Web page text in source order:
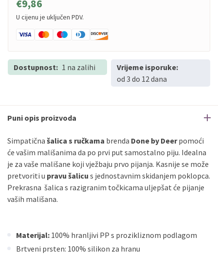
€9,86
U cijenu je uključen PDV.
Dostupnost: 1 na zalihi
Vrijeme isporuke:
od 3 do 12 dana
Puni opis proizvoda
Simpatična šalica s ručkama brenda Done by Deerpomoći
će vašim mališanima da po prvi put samostalno piju. Idealna
je za vaše mališane koji vježbaju prvo pijanja. Kasnije se može
pretvoriti u pravu šalicu s jednostavnim skidanjem poklopca.
Prekrasna šalica s razigranim točkicama uljepšat će pijanje
vaših mališana.
Materijal: 100% hranljivi PP s prozikliznom podlagom
Brtveni prsten: 100% silikon za hranu